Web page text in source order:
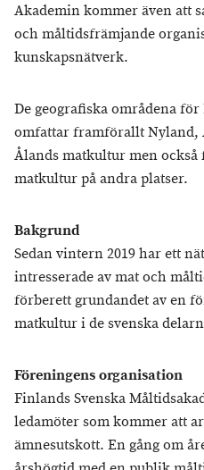
Akademin kommer även att
och måltidsfrämjande
kunskapsnätverk.
De geografiska områdena
omfattar framförallt Nyland,
Ålands matkultur men
matkultur på andra platser.
Bakgrund
Sedan vintern 2019 har ett
intresserade av mat och
förberett grundandet av en
matkultur i de svenska
Föreningens organisation
Finlands Svenska
ledamöter som kommer att
ämnesutskott. En gång om